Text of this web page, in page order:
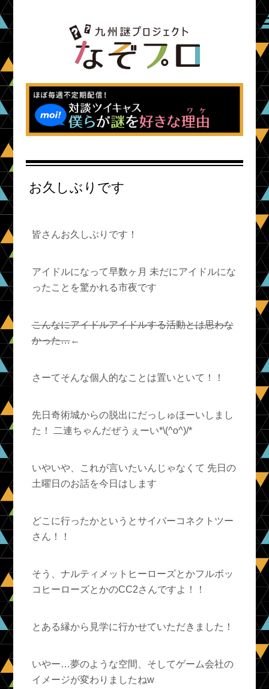
お久しぶりです
皆さんお久しぶりです！
アイドルになって早数ヶ月 未だにアイドルにな
ったことを驚かれる市夜です
こんなにアイドルアイドルする活動とは思わな
かった…←
さーてそんな個人的なことは置いといて！！
先日奇術城からの脱出にだっしゅほーいしまし
た！ 二連ちゃんだぜうぇーい*\(^o^)/*
いやいや、これが言いたいんじゃなくて 先日の
土曜日のお話を今日はします
どこに行ったかというとサイバーコネクトツー
さん！！
そう、ナルティメットヒーローズとかフルボッ
コヒーローズとかのCC2さんですよ！！
とある縁から見学に行かせていただきました！
いやー…夢のような空間、そしてゲーム会社の
イメージが変わりましたねw